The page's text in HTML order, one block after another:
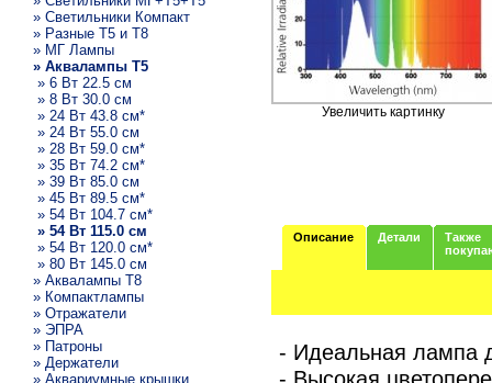
» Светильники Компакт
» Разные T5 и T8
» МГ Лампы
» Аквалампы T5
» 6 Вт 22.5 см
» 8 Вт 30.0 см
» 24 Вт 43.8 см*
» 24 Вт 55.0 см
» 28 Вт 59.0 см*
» 35 Вт 74.2 см*
» 39 Вт 85.0 см
» 45 Вт 89.5 см*
» 54 Вт 104.7 см*
» 54 Вт 115.0 см
» 54 Вт 120.0 см*
» 80 Вт 145.0 см
» Аквалампы T8
» Компактлампы
» Отражатели
» ЭПРА
» Патроны
» Держатели
» Аквариумные крышки
Увеличить картинку
Описание Детали
Также
- Идеальная лампа
- Высокая